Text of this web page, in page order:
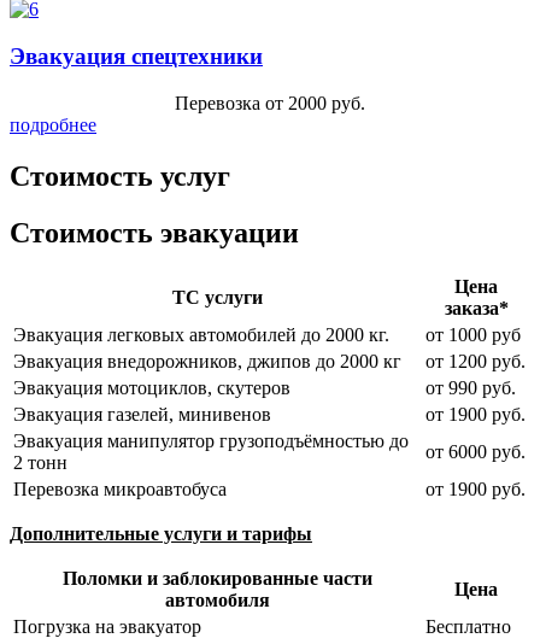
Эвакуация спецтехники
Перевозка от 2000 руб.
подробнее
Стоимость услуг
Стоимость эвакуации
ТС услуги
Цена
заказа*
Эвакуация легковых автомобилей до 2000 кг.
от 1000 руб
Эвакуация внедорожников, джипов до 2000 кг
от 1200 руб.
Эвакуация мотоциклов, скутеров
от 990 руб.
Эвакуация газелей, минивенов
от 1900 руб.
Эвакуация манипулятор грузоподъёмностью до
2 тонн
от 6000 руб.
Перевозка микроавтобуса
от 1900 руб.
Дополнительные услуги и тарифы
Поломки и заблокированные части
автомобиля
Цена
Погрузка на эвакуатор
Бесплатно